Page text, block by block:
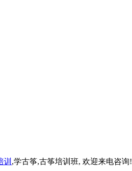
训 ,学古筝,古筝培训班, 欢迎来电咨询!